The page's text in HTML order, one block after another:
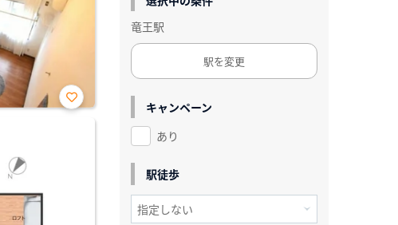
お気
竜王駅
駅を変更
キャンペーン
あり
駅徒歩